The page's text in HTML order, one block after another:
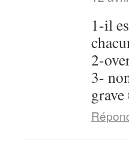
1-il
2-
3-
grave